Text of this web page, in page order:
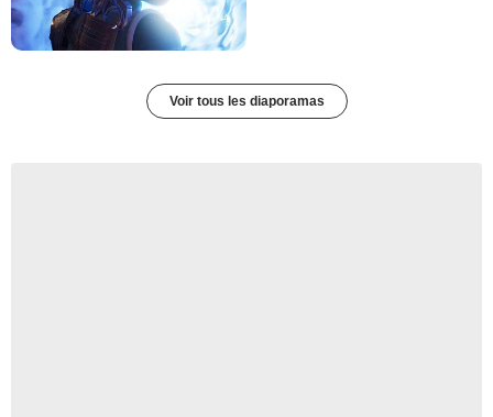
Voir tous les diaporamas